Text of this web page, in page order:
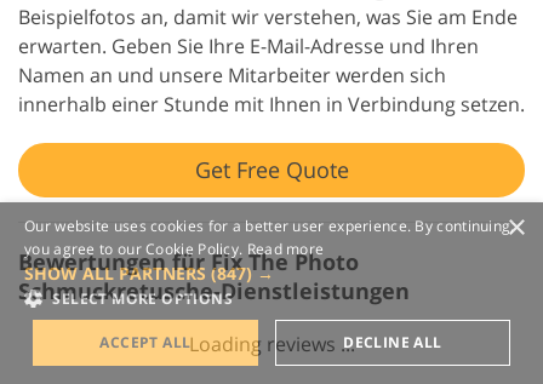
Beispielfotos an, damit wir verstehen, was Sie am Ende
erwarten. Geben Sie Ihre E-Mail-Adresse und Ihren
Namen an und unsere Mitarbeiter werden sich
innerhalb einer Stunde mit Ihnen in Verbindung setzen.
Get Free Quote
Bewertungen für Fix The Photo
Schmuckretusche-Dienstleistungen
Loading reviews ...
×
Our website uses cookies for a better user experience. By continuing,
you agree to our Cookie Policy. Read more
SHOW ALL PARTNERS (847) →
SELECT MORE OPTIONS
ACCEPT ALL DECLINE ALL